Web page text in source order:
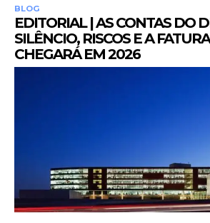
BLOG
EDITORIAL | AS CONTAS DO
SILÊNCIO, RISCOS E A
CHEGARÁ EM 2026